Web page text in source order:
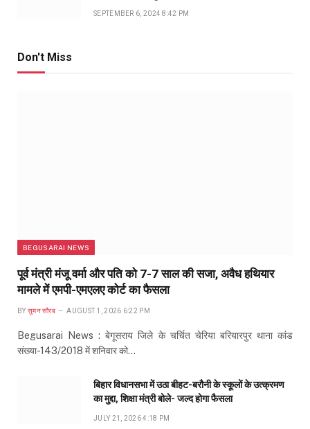
SEPTEMBER 6, 2024 8:42 PM
Don't Miss
BEGUSARAI NEWS
पूर्व मंत्री मंजू वर्मा और पति को 7-7 साल की सजा, अवैध हथियार
मामले में एमपी-एमएलए कोर्ट का फैसला
BY सुमन सौरब AUGUST 1, 2026 6:22 PM
Begusarai News : बेगूसराय जिले के चर्चित चेरिया बरियारपुर थाना कांड
संख्या-143/2018 में शनिवार को…
बिहार विधानसभा में उठा बीहट-बरौनी के स्कूलों के उत्क्रमण
का मुद्दा, शिक्षा मंत्री बोले- जल्द होगा फैसला
JULY 21, 2026 4:18 PM